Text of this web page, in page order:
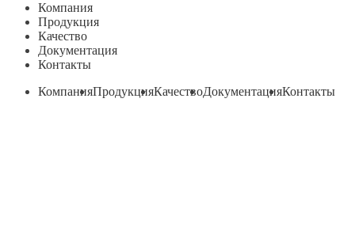
Компания
Продукция
Качество
Документация
Контакты
КомпанияПродукцияКачествоДокументацияКонтакты